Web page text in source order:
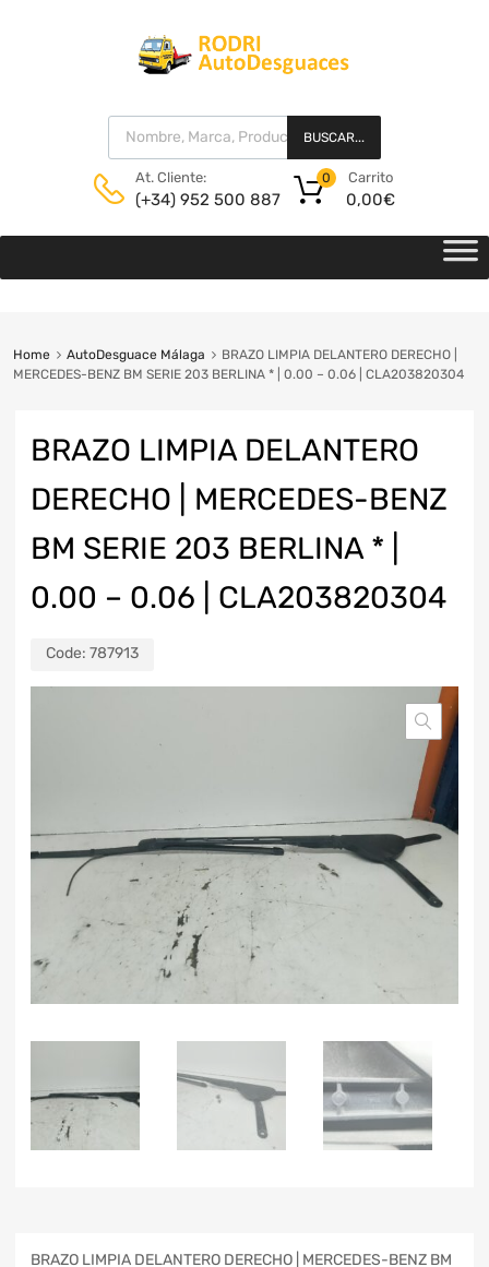
BUSCAR...
At. Cliente:
(+34) 952 500 887
Carrito
0,00€
0
Home AutoDesguace Málaga
BRAZO LIMPIA DELANTERO DERECHO |
MERCEDES-BENZ BM SERIE 203 BERLINA * | 0.00 – 0.06 | CLA203820304
BRAZO LIMPIA DELANTERO
DERECHO | MERCEDES-BENZ
BM SERIE 203 BERLINA * |
0.00 – 0.06 | CLA203820304
Code: 787913
BRAZO LIMPIA DELANTERO DERECHO | MERCEDES-BENZ BM